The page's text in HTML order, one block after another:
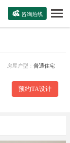
 咨询热线
房屋户型：普通住宅
预约TA设计